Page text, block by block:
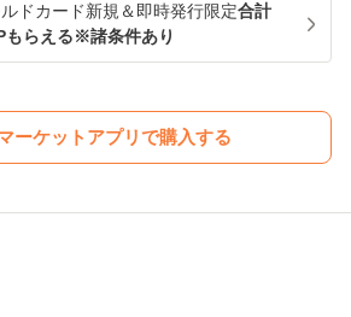
ドカード新規＆即時発行限定合計
もらえる※諸条件あり
ーケットアプリで購入する